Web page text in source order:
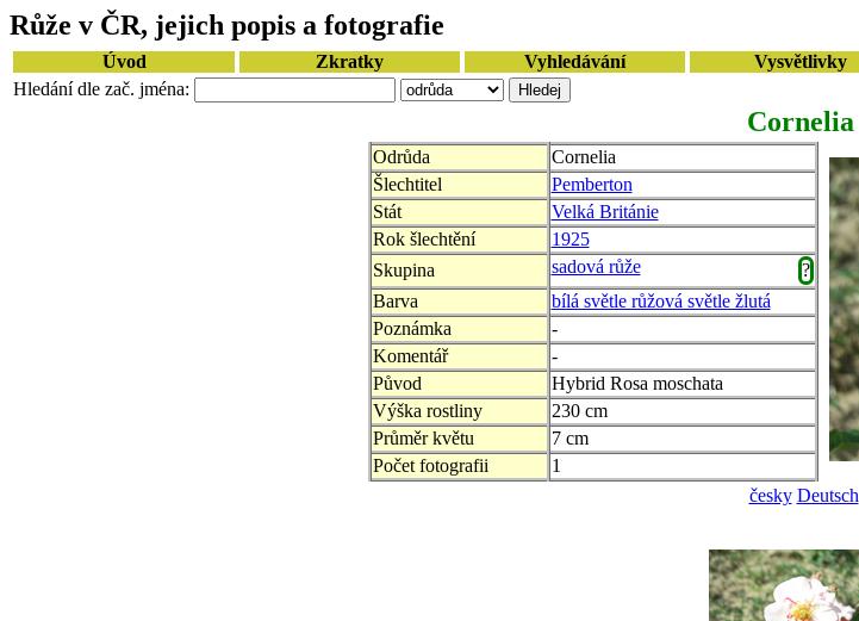
Růže v ČR, jejich popis a fotografie
Úvod Zkratky Vyhledávání Vysvětlivky
Hledání dle zač. jména:
Cornelia
Odrůda
Cornelia
Šlechtitel
Pemberton
Stát
Velká Británie
Rok šlechtění
1925
Skupina
sadová růže
?
Barva
bílá světle růžová světle žlutá
Poznámka
-
Komentář
-
Původ
Hybrid Rosa moschata
Výška rostliny
230 cm
Průměr květu
7 cm
Počet fotografii
1
česky Deutsch